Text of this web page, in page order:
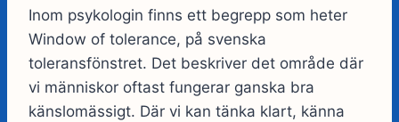
Inom psykologin finns ett begrepp som heter
Window of tolerance, på svenska
toleransfönstret. Det beskriver det område där
vi människor oftast fungerar ganska bra
känslomässigt. Där vi kan tänka klart, känna